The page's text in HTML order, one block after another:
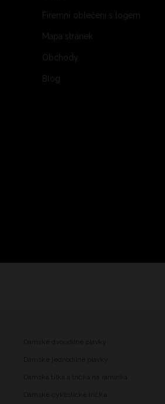
Firemní oblečení s logem
Mapa stránek
Obchody
Blog